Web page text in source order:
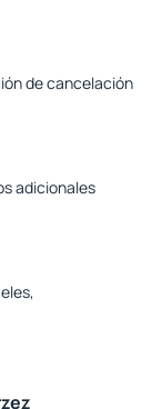
de cancelación
adicionales